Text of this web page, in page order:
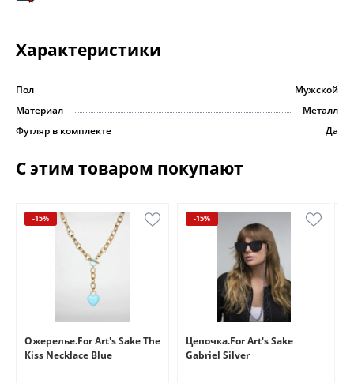
Характеристики
Пол
Мужской
Материал
Металл
Футляр в комплекте
Да
С этим товаром покупают
-15%
Ожерелье.For Art's Sake The
Kiss Necklace Blue
-15%
Цепочка.For Art's Sake
Gabriel Silver